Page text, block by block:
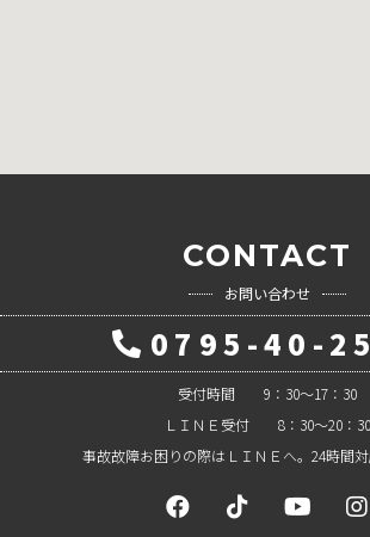
CONTACT
お問い合わせ
0795-40-
受付時間 9：30～17：30
ＬＩＮＥ受付 8：30～20：30
事故故障お困りの際はＬＩＮＥへ。24時間対